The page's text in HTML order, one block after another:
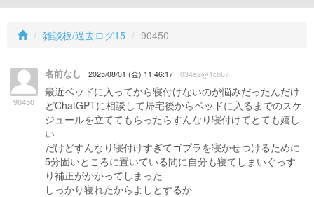
雑談板/過去ログ15 90450
90450
名前なし 2025/08/01 (金) 11:46:17 034e2@1cb67
最近ベッドに入ってから寝付けないのが悩みだったんだけ
どChatGPTに相談して帰宅後からベッドに入るまでのスケ
ジュールを立ててもらったらすんなり寝付けてとても嬉し
い
だけどすんなり寝付けすぎてゴプラを寝かせつけるために
5分固いところに置いている間に自分も寝てしまいぐっす
り補正がかかってしまった
しっかり寝れたからよしとするか